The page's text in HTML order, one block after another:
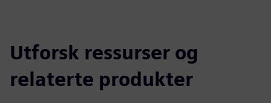
Utforsk ressurser og
relaterte produkter